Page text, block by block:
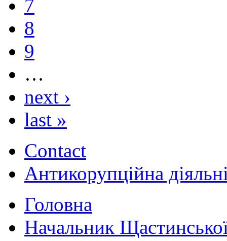
7
8
9
…
next ›
last »
Contact
Антикорупційна
Головна
Начальник